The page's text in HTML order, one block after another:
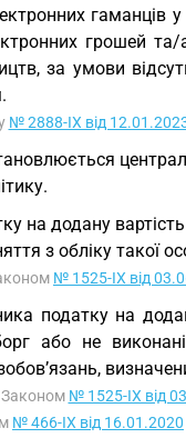
гаманців
грошей та/
за умови
№ 2888-IX від
на додану
з обліку такої
№ 1525-IX від
податку на
або не виконані
Законом № 1525-IX від
№ 466-IX від 16.01.2020